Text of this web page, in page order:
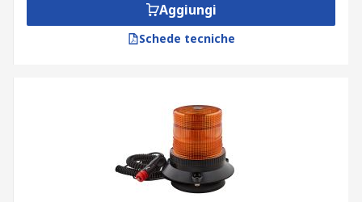
Aggiungi
Schede tecniche